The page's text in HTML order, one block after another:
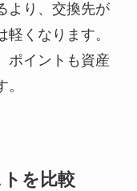
より、交換先が
くなります。
ポイントも資産
を比較